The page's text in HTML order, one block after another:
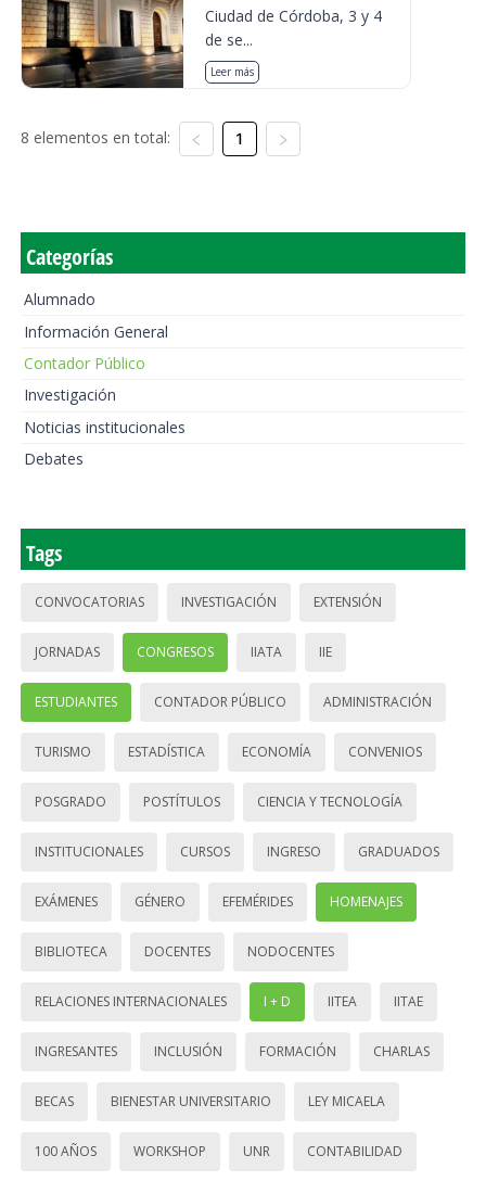
Ciudad de Córdoba, 3 y 4
de se...
Leer más
8 elementos en total: 1
Categorías
Alumnado
Información General
Contador Público
Investigación
Noticias institucionales
Debates
Tags
CONVOCATORIAS INVESTIGACIÓN EXTENSIÓN
JORNADAS CONGRESOS IIATA IIE
ESTUDIANTES CONTADOR PÚBLICO ADMINISTRACIÓN
TURISMO ESTADÍSTICA ECONOMÍA CONVENIOS
POSGRADO POSTÍTULOS CIENCIA Y TECNOLOGÍA
INSTITUCIONALES CURSOS INGRESO GRADUADOS
EXÁMENES GÉNERO EFEMÉRIDES HOMENAJES
BIBLIOTECA DOCENTES NODOCENTES
RELACIONES INTERNACIONALES I + D IITEA IITAE
INGRESANTES INCLUSIÓN FORMACIÓN CHARLAS
BECAS BIENESTAR UNIVERSITARIO LEY MICAELA
100 AÑOS WORKSHOP UNR CONTABILIDAD